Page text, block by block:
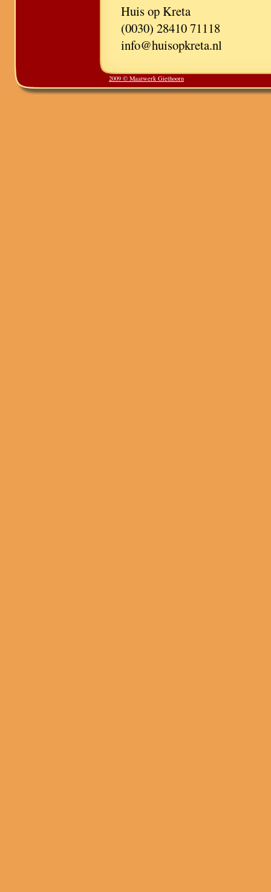
Huis op Kreta
(0030) 28410 71118
info@huisopkreta.nl
2009 © Maatwerk Giethoorn